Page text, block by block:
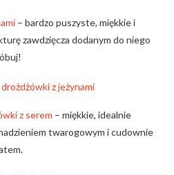
– bardzo puszyste, miękkie i
zawdzięcza dodanym do niego
z serem – miękkie, idealnie
twarogowym i cudownie